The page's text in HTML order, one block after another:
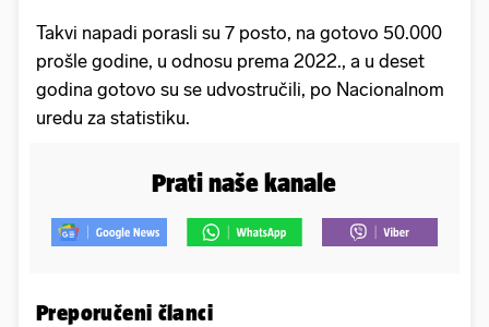
Takvi napadi porasli su 7 posto, na gotovo 50.000
prošle godine, u odnosu prema 2022., a u deset
godina gotovo su se udvostručili, po Nacionalnom
uredu za statistiku.
Prati naše kanale
Preporučeni članci